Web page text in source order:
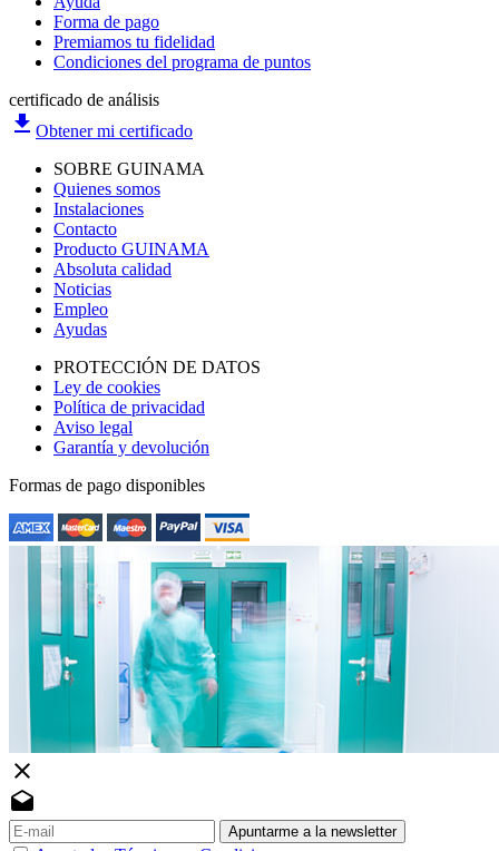
Forma de pago
Premiamos tu fidelidad
Condiciones del programa de puntos
certificado de análisis
file_download Obtener mi certificado
SOBRE GUINAMA
Quienes somos
Instalaciones
Contacto
Producto GUINAMA
Absoluta calidad
Noticias
Empleo
Ayudas
PROTECCIÓN DE DATOS
Ley de cookies
Política de privacidad
Aviso legal
Garantía y devolución
Formas de pago disponibles
close
drafts
Apuntarme a la newsletter